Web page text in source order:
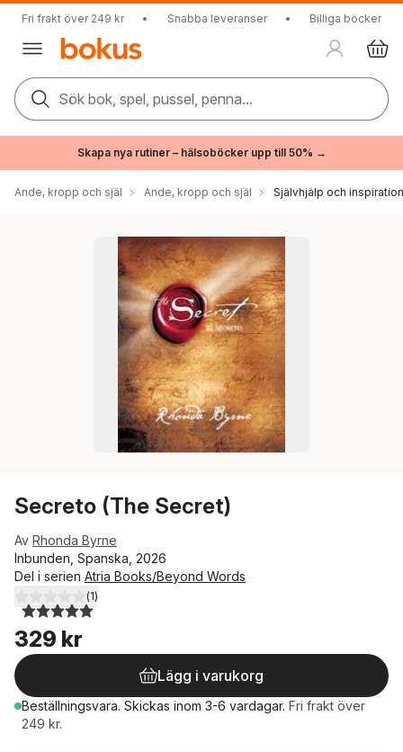
Fri frakt över 249 kr • Snabba leveranser • Billiga böcker
Sök bok, spel, pussel, penna...
Skapa nya rutiner – hälsoböcker upp till 50% →
Ande, kropp och själ Ande, kropp och själ Självhjälp och inspiration
Secreto (The Secret)
Av Rhonda Byrne
Inbunden, Spanska, 2026
Del i serien Atria Books/Beyond Words
5,0utav 5 stjärnor. Totalt antal röster:
(1)
329 kr
Lägg i varukorg
Beställningsvara. Skickas inom 3-6 vardagar. Fri frakt över
249 kr.